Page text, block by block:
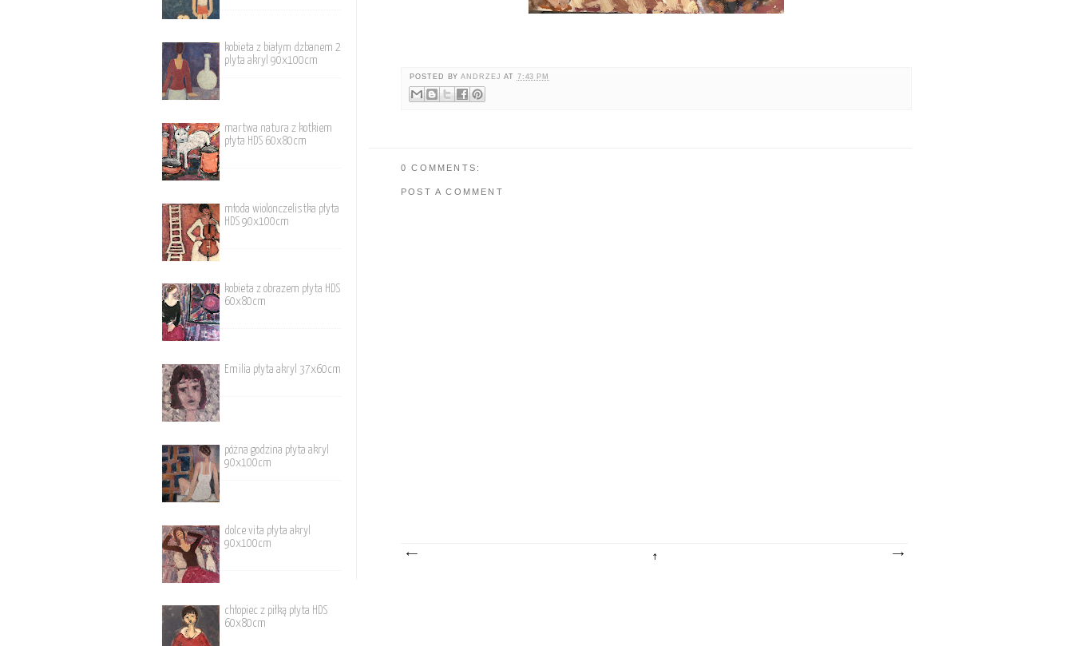
POSTED BYANDRZEJ AT 7:43 PM
0 COMMENTS:
POST A COMMENT
kobieta z białym dzbanem 2
plyta akryl 90x100cm
martwa natura z kotkiem
płyta HDS 60x80cm
młoda wiolonczelistka płyta
HDS 90x100cm
kobieta z obrazem płyta HDS
60x80cm
Emilia płyta akryl 37x60cm
póżna godzina płyta akryl
90x100cm
dolce vita płyta akryl
90x100cm
chłopiec z piłką płyta HDS
60x80cm